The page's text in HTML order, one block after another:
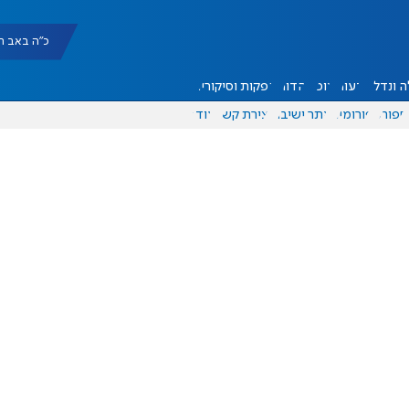
כ"ה באב תשפ"ו
ונדל"ן דעות אוכל יהדות הפקות וסיקורים
ספורט פורומים אתר ישיבה יצירת קשר עוד